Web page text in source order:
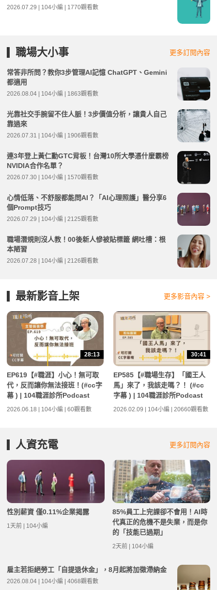
2026.07.29 | 104小編 | 1770觀看數
職場大小事 更多訂閱內容
常答非所問？教你3步管理AI記憶 ChatGPT、Gemini
都適用
2026.08.04 | 104小編 | 1863觀看數
光靠社交手腕留不住人脈！3步價值分析，讓貴人自己
靠過來
2026.07.31 | 104小編 | 1906觀看數
連3年登上黃仁勳GTC背板！台灣10所大學憑什麼霸榜
NVIDIA合作名單？
2026.07.30 | 104小編 | 1570觀看數
心情低落、不舒服都能問AI？「AI心理照護」醫分享6
個Prompt技巧
2026.07.29 | 104小編 | 2125觀看數
職場潛規則沒人教！00後新人慘被貼標籤 網吐槽：根
本陋習
2026.07.28 | 104小編 | 2126觀看數
最新影音上架 更多影音內容 >
28:13
EP619【#職涯】小心！無可取
代，反而讓你無法接班！(#cc字
幕 ) | 104職涯診所Podcast
2026.06.18 | 104小編 | 60觀看數
30:41
EP585【#職場生存】「國王人
馬」來了，我該走嗎？！ (#cc
字幕 ) | 104職涯診所Podcast
2026.02.09 | 104小編 | 20660觀看數
人資充電 更多訂閱內容
性別薪資 僅0.11%企業揭露
1天前 | 104小編
85%員工上完課卻不會用！AI時
代真正的危機不是失業，而是你
的「技能已過期」
2天前 | 104小編
雇主若拒絕勞工「自提退休金」，8月起將加徵滯納金
2026.08.04 | 104小編 | 4068觀看數